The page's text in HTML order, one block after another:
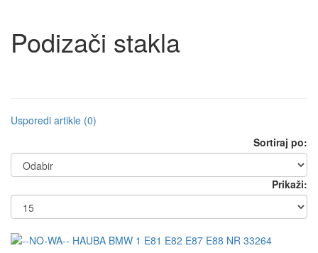
Podizači stakla
Usporedi artikle (0)
Sortiraj po:
Prikaži: